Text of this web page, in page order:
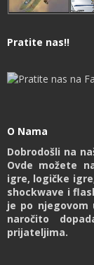
Pratite nas!!
O Nama
Dobrodošli na
Ovde možete
igre, logičke
shockwave i
je po njegovom
naročito
prijateljima.